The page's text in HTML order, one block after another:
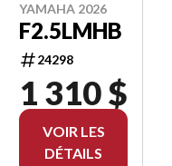
YAMAHA 2026
F2.5LMHB
24298
1 310 $
VOIR LES
DÉTAILS